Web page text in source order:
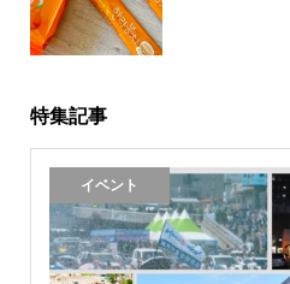
特集記事
イベント